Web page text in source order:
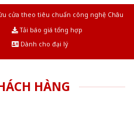
cửa theo tiêu chuẩn công nghệ Châu
Tải báo giá tổng hợp
Dành cho đại lý
HÀNG